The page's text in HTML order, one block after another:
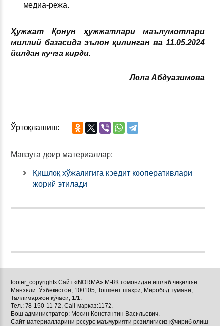
медиа-режа.
Ҳужжат Қонун ҳужжатлари маълумотлари
миллий базасида эълон қилинган ва 11.05.2024
йилдан кучга кирди.
Лола Абдуазимова
Ўртоқлашиш:
Мавзуга доир материаллар:
Қишлоқ хўжалигига кредит кооперативлари
жорий этилади
footer_copyrights Сайт «NORMA» МЧЖ томонидан ишлаб чиқилган
Манзили: Ўзбекистон, 100105, Тошкент шаҳри, Миробод тумани,
Таллимаржон кўчаси, 1/1.
Тел.: 78-150-11-72, Call-марказ:1172.
Бош администратор: Мосин Константин Васильевич.
Сайт материалларини ресурс маъмурияти розилигисиз кўчириб олиш